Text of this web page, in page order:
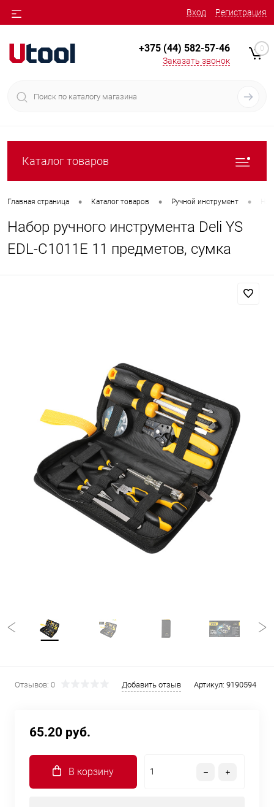
Вход Регистрация
+375 (44) 582-57-46
Заказать звонок
0
Каталог товаров
Главная страница • Каталог товаров • Ручной инструмент •
Набор ручного инструмента Deli YS
EDL-C1011E 11 предметов, сумка
Отзывов: 0 Добавить отзыв Артикул: 9190594
65.20 руб.
В корзину